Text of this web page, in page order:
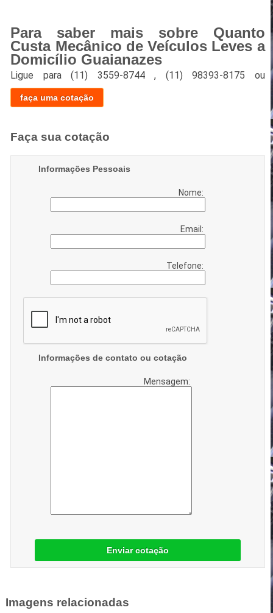
Para saber mais sobre Quanto
Custa Mecânico de Veículos Leves a
Domicílio Guaianazes
Ligue para(11) 3559-8744 , (11) 98393-8175 ou
faça uma cotação
Faça sua cotação
Informações Pessoais
Nome:
Email:
Telefone:
Informações de contato ou cotação
Mensagem:
Enviar cotação
Imagens relacionadas